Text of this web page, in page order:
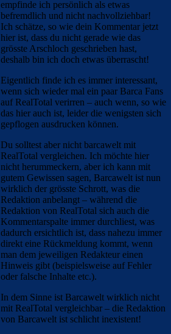
empfinde ich persönlich als etwas
befremdlich und nicht nachvollziehbar!
Ich schätze, so wie dein Kommentar jetzt
hier ist, dass du nicht gerade wie das
grösste Arschloch geschrieben hast,
deshalb bin ich doch etwas überrascht!
Eigentlich finde ich es immer interessant,
wenn sich wieder mal ein paar Barca Fans
auf RealTotal verirren – auch wenn, so wie
das hier auch ist, leider die wenigsten sich
gepflogen ausdrucken können.
Du solltest aber nicht barcawelt mit
RealTotal vergleichen. Ich möchte hier
nicht herummeckern, aber ich kann mit
gutem Gewissen sagen, Barcawelt ist nun
wirklich der grösste Schrott, was die
Redaktion anbelangt – während die
Redaktion von RealTotal sich auch die
Kommentarspalte immer durchliest, was
dadurch ersichtlich ist, dass nahezu immer
direkt eine Rückmeldung kommt, wenn
man dem jeweiligen Redakteur einen
Hinweis gibt (beispielsweise auf Fehler
oder falsche Inhalte etc.).
In dem Sinne ist Barcawelt wirklich nicht
mit RealTotal vergleichbar – die Redaktion
von Barcawelt ist schlicht inexistent!